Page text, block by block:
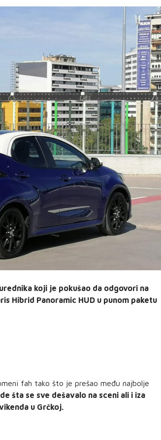
koji je pokušao da odgovori na
Hibrid Panoramic HUD u punom paketu
fah tako što je prešao među najbolje
šta se sve dešavalo na sceni ali i iza
u Grčkoj.